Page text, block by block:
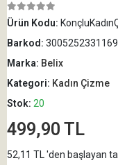
Ürün Kodu:
Barkod: 3005252331169
Marka: Belix
Kategori: Kadın Çizme
Stok: 20
499,90 TL
52,11 TL 'den başlayan